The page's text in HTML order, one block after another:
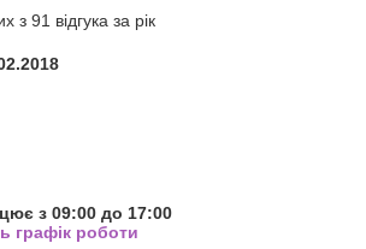
з 91 відгука за рік
з 09:00 до 17:00
графік роботи